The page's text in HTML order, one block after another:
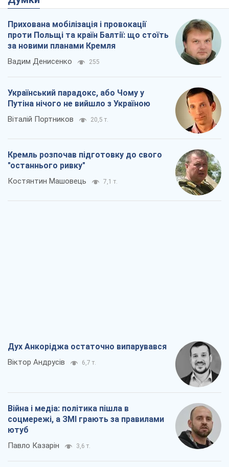
Прихована мобілізація і провокації
проти Польщі та країн Балтії: що стоїть
за новими планами Кремля
Вадим Денисенко 255
Український парадокс, або Чому у
Путіна нічого не вийшло з Україною
Віталій Портников 20,5 т.
Кремль розпочав підготовку до свого
"останнього ривку"
Костянтин Машовець 7,1 т.
Дух Анкоріджа остаточно випарувався
Віктор Андрусів 6,7 т.
Війна і медіа: політика пішла в
соцмережі, а ЗМІ грають за правилами
ютуб
Павло Казарін 3,6 т.